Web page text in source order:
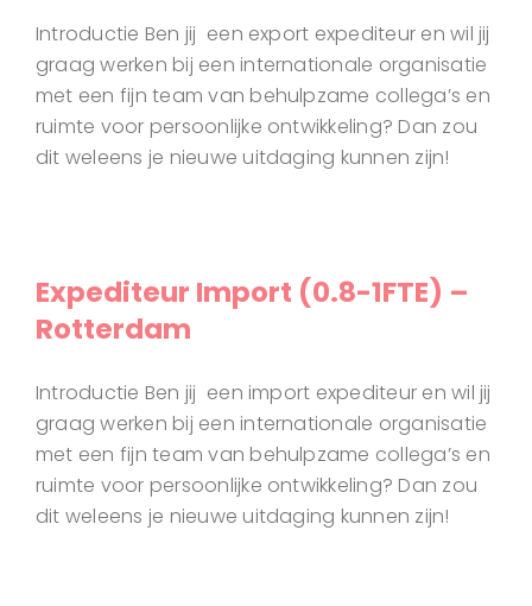
Introductie Ben jij een export expediteur en wil jij
graag werken bij een internationale organisatie
met een fijn team van behulpzame collega’s en
ruimte voor persoonlijke ontwikkeling? Dan zou
dit weleens je nieuwe uitdaging kunnen zijn!
Expediteur Import (0.8-1FTE) –
Rotterdam
Introductie Ben jij een import expediteur en wil jij
graag werken bij een internationale organisatie
met een fijn team van behulpzame collega’s en
ruimte voor persoonlijke ontwikkeling? Dan zou
dit weleens je nieuwe uitdaging kunnen zijn!